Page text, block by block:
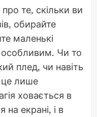
те, скільки ви
обирайте
маленькі
особливим. Чи то
плед, чи навіть
лише
ховається в
на екрані, і в